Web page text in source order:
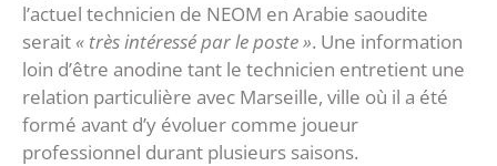
l’actuel technicien de NEOM en Arabie saoudite
serait« très intéressé par le poste ». Une information
loin d’être anodine tant le technicien entretient une
relation particulière avec Marseille, ville où il a été
formé avant d’y évoluer comme joueur
professionnel durant plusieurs saisons.